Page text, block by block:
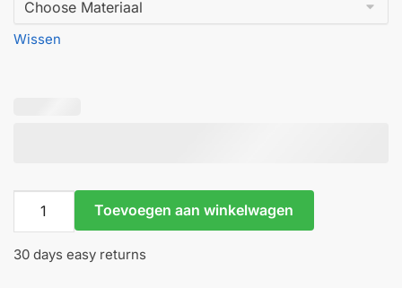
Wissen
Junipurr
Toevoegen aan winkelwagen
30 days easy returns